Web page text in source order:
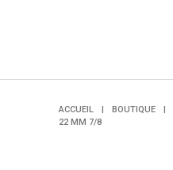
ACCUEIL | BOUTIQUE |
22 MM 7/8